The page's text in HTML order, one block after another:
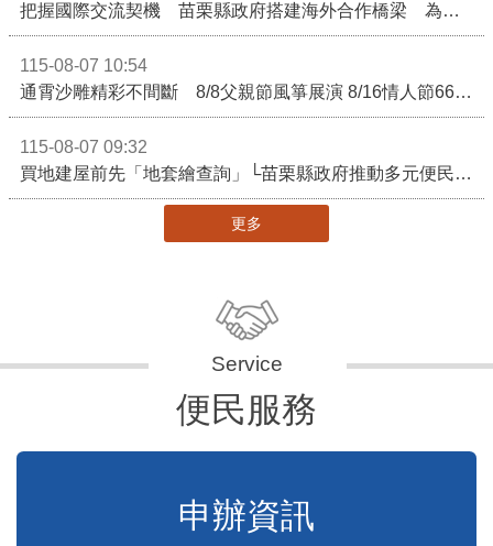
把握國際交流契機 苗栗縣政府搭建海外合作橋梁 為在地產業爭取更多國際市場機會
115-08-07 10:54
通霄沙雕精彩不間斷 8/8父親節風箏展演 8/16情人節66對浪漫挑戰送好禮
115-08-07 09:32
買地建屋前先「地套繪查詢」└苗栗縣政府推動多元便民諮詢服務
更多
便民服務
申辦資訊